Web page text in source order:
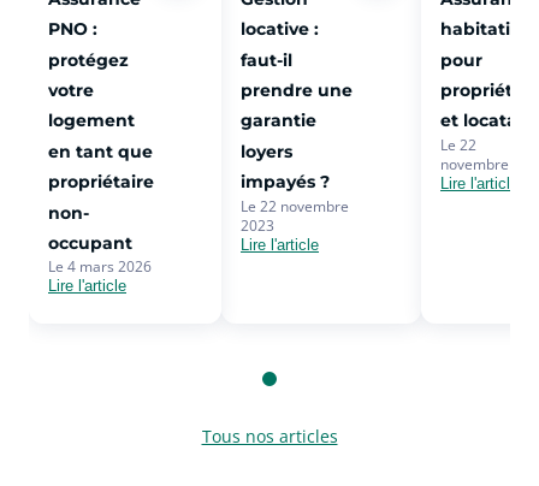
PNO :
protégez
votre
logement
en tant que
propriétaire
non-
occupant
Le 4 mars 2026
Lire l'article
locative :
faut-il
prendre une
garantie
loyers
impayés ?
Le 22 novembre
2023
Lire l'article
habitation
pour
et locataire
Le 22
novembre
Lire l'article
Tous nos articles